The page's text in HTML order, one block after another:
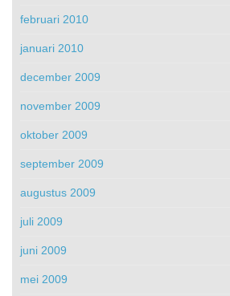
februari 2010
januari 2010
december 2009
november 2009
oktober 2009
september 2009
augustus 2009
juli 2009
juni 2009
mei 2009